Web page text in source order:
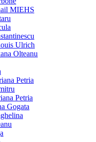
MIEHS
Ulrich
Olteanu
Petria
Petria
Gogata